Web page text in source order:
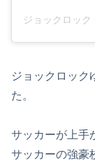
ジョックロック
た。
サッカーが上手
サッカーの強豪